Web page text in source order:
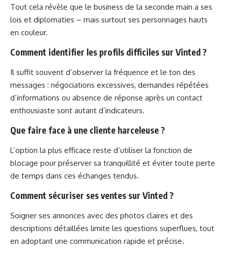
Tout cela révèle que le business de la seconde main a ses
lois et diplomaties – mais surtout ses personnages hauts
en couleur.
Comment identifier les profils difficiles sur Vinted ?
Il suffit souvent d’observer la fréquence et le ton des
messages : négociations excessives, demandes répétées
d’informations ou absence de réponse après un contact
enthousiaste sont autant d’indicateurs.
Que faire face à une cliente harceleuse ?
L’option la plus efficace reste d’utiliser la fonction de
blocage pour préserver sa tranquillité et éviter toute perte
de temps dans ces échanges tendus.
Comment sécuriser ses ventes sur Vinted ?
Soigner ses annonces avec des photos claires et des
descriptions détaillées limite les questions superflues, tout
en adoptant une communication rapide et précise.